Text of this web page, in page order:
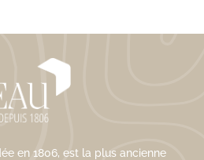
en 1806, est la plus ancienne